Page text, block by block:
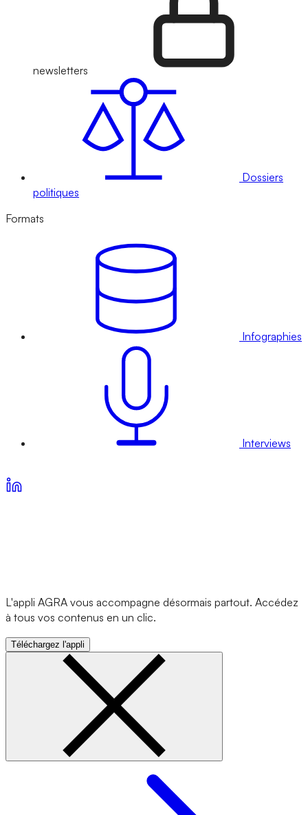
newsletters
Dossiers
politiques
Formats
Infographies
Interviews
L'appli AGRA vous accompagne désormais partout. Accédez
à tous vos contenus en un clic.
Téléchargez l'appli